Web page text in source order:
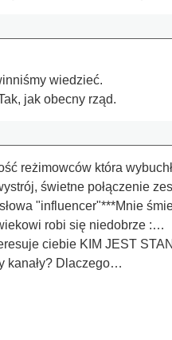
wiedzieć.
jak obecny rząd.
reżimowców która
świetne połączenie
"influencer"***Mnie
robi się niedobrze :…
ciebie KIM JEST
kanały? Dlaczego…